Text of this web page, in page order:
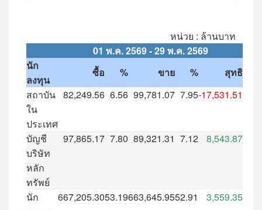
หน่วย : ล้านบาท
01 พ.ค. 2569 - 29พ.ค. 2569
นัก
ลงทุน
ซื้อ % ขาย %
สุทธิ
สถาบัน
ใน
ประเทศ
82,249.56 6.56 99,781.07 7.95-17,531.51
บัญชี
บริษัท
หลัก
ทรัพย์
97,865.17 7.80 89,321.31 7.12 8,543.87
นัก
667,205.3053.19663,645.9552.91 3,559.35